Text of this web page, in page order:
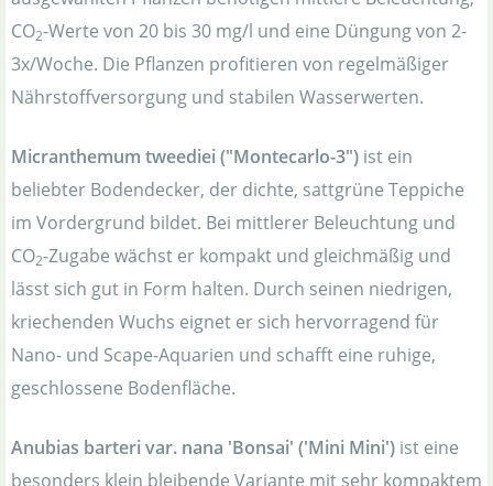
CO2-Werte von 20 bis 30 mg/l und eine Düngung von 2-
3x/Woche. Die Pflanzen profitieren von regelmäßiger
Nährstoffversorgung und stabilen Wasserwerten.
Micranthemum tweediei ("Montecarlo-3") ist ein
beliebter Bodendecker, der dichte, sattgrüne Teppiche
im Vordergrund bildet. Bei mittlerer Beleuchtung und
CO2-Zugabe wächst er kompakt und gleichmäßig und
lässt sich gut in Form halten. Durch seinen niedrigen,
kriechenden Wuchs eignet er sich hervorragend für
Nano- und Scape-Aquarien und schafft eine ruhige,
geschlossene Bodenfläche.
Anubias barteri var. nana 'Bonsai' ('Mini Mini') ist eine
besonders klein bleibende Variante mit sehr kompaktem